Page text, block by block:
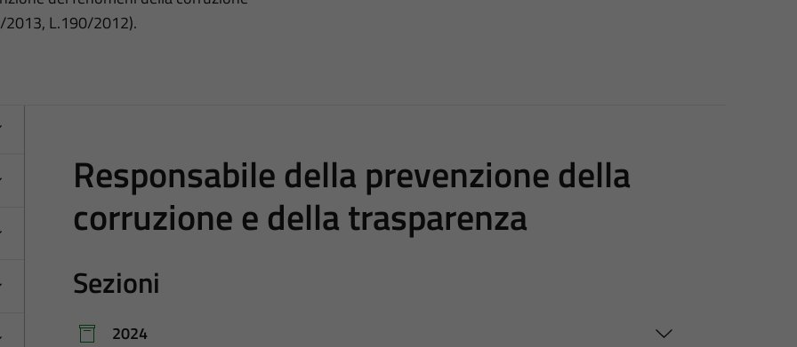
L.190/2012).
Responsabile della prevenzione della
corruzione e della trasparenza
Sezioni
2024